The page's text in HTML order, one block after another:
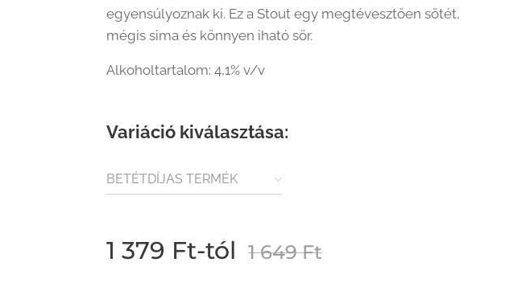
egyensúlyoznak ki. Ez a Stout egy megtévesztően sötét,
mégis sima és könnyen iható sör.
Alkoholtartalom: 4,1% v/v
Variáció kiválasztása:
BETÉTDÍJAS TERMÉK
1 379 Ft-tól 1 649Ft